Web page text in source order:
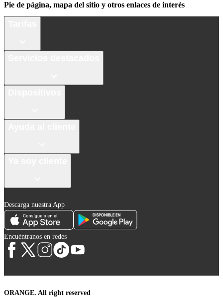
Pie de página, mapa del sitio y otros enlaces de interés
Descarga nuestra App
Encuéntranos en redes
ORANGE. All right reserved